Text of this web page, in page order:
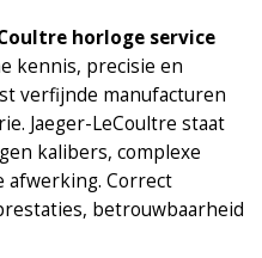
horloge service
kennis, precisie en
verfijnde manufacturen
Jaeger-LeCoultre staat
kalibers, complexe
afwerking. Correct
betrouwbaarheid